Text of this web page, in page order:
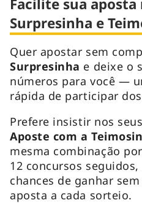
Facilite sua
Surpresinha e
Quer apostar sem
Surpresinha e deixe o
números para você —
rápida de participar
Prefere insistir nos
Aposte com a
mesma combinação
12 concursos
chances de ganhar
aposta a cada sorteio.